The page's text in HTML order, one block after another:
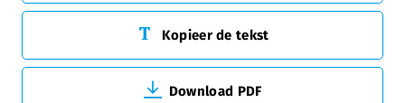
Kopieer de tekst
Download PDF